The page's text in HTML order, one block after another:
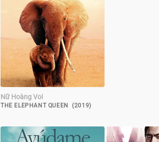
Nữ Hoàng Voi
THE ELEPHANT QUEEN (2019)